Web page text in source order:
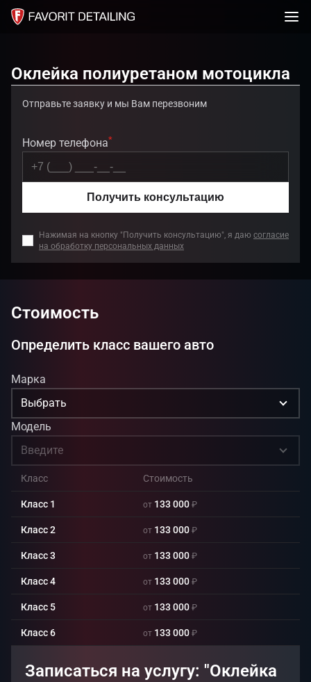
Оклейка полиуретаном мотоцикла
Отправьте заявку и мы Вам перезвоним
Номер телефона*
Получить консультацию
Нажимая на кнопку "Получить консультацию", я даю согласие
на обработку персональных данных
Стоимость
Определить класс вашего авто
Марка
Выбрать
Модель
Введите
Класс Стоимость
Класс 1 от 133 000 ₽
Класс 2 от 133 000 ₽
Класс 3 от 133 000 ₽
Класс 4 от 133 000 ₽
Класс 5 от 133 000 ₽
Класс 6 от 133 000 ₽
Записаться на услугу: "Оклейка